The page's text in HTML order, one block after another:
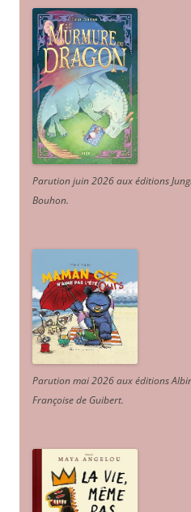
Parution juin 2026 aux éditions
Bouhon.
Parution mai 2026 aux éditions
Françoise de Guibert.